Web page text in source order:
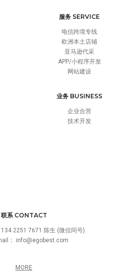
服务 SERVICE
电信跨境专线
欧洲本土店铺
亚马逊代采
APP/小程序开发
网站建设
业务 BUSINESS
企业合营
技术开发
联系 CONTACT
134 2251 7671 陈生 (微信同号)
：
info@egobest.com
MORE